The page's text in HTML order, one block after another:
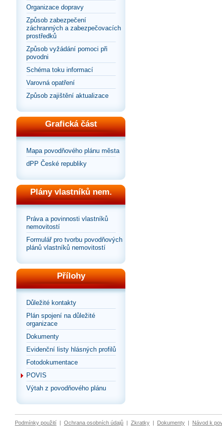
Organizace dopravy
Způsob zabezpečení
záchranných a zabezpečovacích
prostředků
Způsob vyžádání pomoci při
povodni
Schéma toku informací
Varovná opatření
Způsob zajištění aktualizace
Grafická část
Mapa povodňového plánu města
dPP České republiky
Plány vlastníků nem.
Práva a povinnosti vlastníků
nemovitostí
Formulář pro tvorbu povodňových
plánů vlastníků nemovitostí
Přílohy
Důležité kontakty
Plán spojení na důležité
organizace
Dokumenty
Evidenční listy hlásných profilů
Fotodokumentace
POVIS
Výtah z povodňového plánu
Podmínky použití | Ochrana osobních údajů | Zkratky | Dokumenty | Návod k